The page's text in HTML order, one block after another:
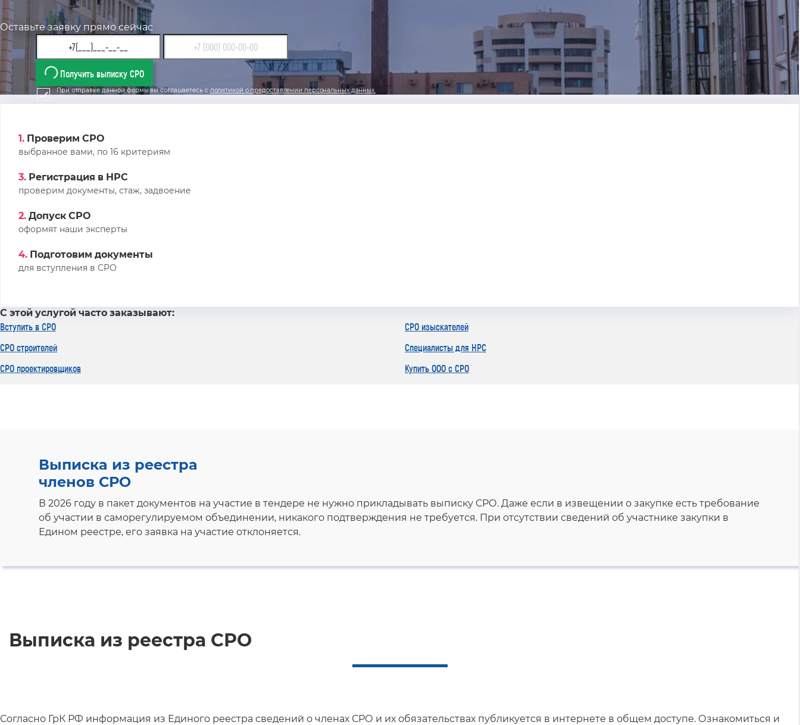
Оставьте заявку прямо сейчас
Получить выписку СРО
При отправке данной формы вы соглашаетесь с политикой о предоставлении персональных данных.
1. Проверим СРО
выбранное вами, по 16 критериям
3. Регистрация в НРС
проверим документы, стаж, задвоение
2. Допуск СРО
оформят наши эксперты
4. Подготовим документы
для вступления в СРО
С этой услугой часто заказывают:
Вступить в СРО
СРО строителей
СРО проектировщиков
СРО изыскателей
Специалисты для НРС
Купить ООО с СРО
Выписка из реестра
членов СРО
В 2026 году в пакет документов на участие в тендере не нужно прикладывать выписку СРО. Даже если в извещении о закупке есть требование
об участии в саморегулируемом объединении, никакого подтверждения не требуется. При отсутствии сведений об участнике закупки в
Едином реестре, его заявка на участие отклоняется.
Выписка из реестра СРО
Согласно ГрК РФ информация из Единого реестра сведений о членах СРО и их обязательствах публикуется в интернете в общем доступе. Ознакомиться и